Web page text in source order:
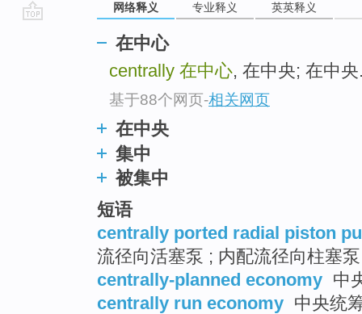
网络释义 专业释义 英英释义
在中心
centrally 在中心, 在中央; 在中
基于88个网页-相关网页
在中央
集中
被集中
短语
centrally ported radial piston
流径向活塞泵 ; 内配流径向柱塞泵
centrally-planned economy 中
centrally run economy 中央统